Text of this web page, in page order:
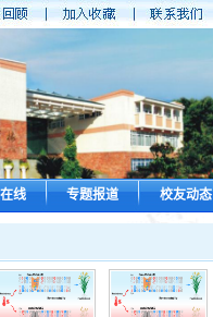
线 专题报道 校友动态